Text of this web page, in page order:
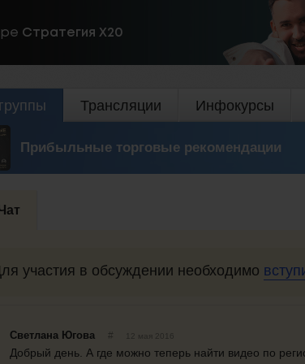
Стратегия Х20
Трансляции Инфокурсы
Прибыльные торговые рекомендации
участия в обсуждении необходимо
Светлана Югова # 12 мая 2016
Добрый день. А где можно теперь найти видео по